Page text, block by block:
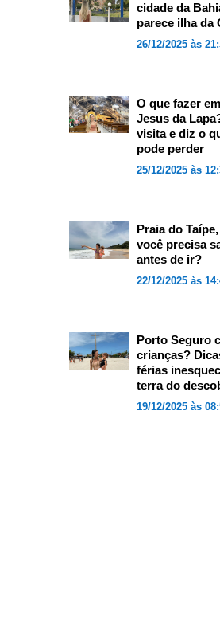
cidade da
parece ilha da
26/12/2025 às
O que fazer
Jesus da
visita e diz o
pode perder
25/12/2025 às
Praia do
você precisa
antes de ir?
22/12/2025 às
Porto Seguro
crianças?
férias
terra do
19/12/2025 às